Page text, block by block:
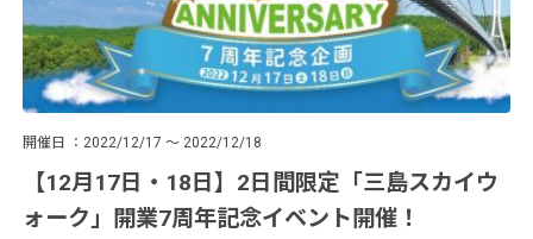
開催日 2022/12/17 ～ 2022/12/18
【12月17日・18日】2日間限定「三島スカイウ
ォーク」開業7周年記念イベント開催！